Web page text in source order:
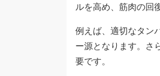
ルを高め、筋肉の回
例えば、適切なタン
ー源となります。さ
要です。